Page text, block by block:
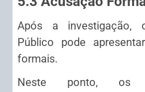
Após a investigação,
Público pode
formais.
Neste ponto, os